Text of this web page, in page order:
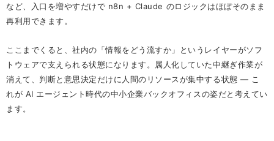
など、入口を増やすだけで n8n + Claude のロジックはほぼそのまま
再利用できます。
ここまでくると、社内の「情報をどう流すか」というレイヤーがソフ
トウェアで支えられる状態になります。属人化していた中継ぎ作業が
消えて、判断と意思決定だけに人間のリソースが集中する状態 — こ
れが AI エージェント時代の中小企業バックオフィスの姿だと考えてい
ます。